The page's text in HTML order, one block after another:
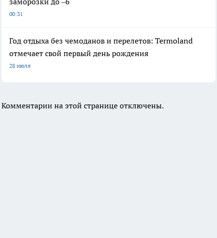
00:31
Год отдыха без чемоданов и перелетов: Termoland
отмечает свой первый день рождения
28 июля
Комментарии на этой странице отключены.